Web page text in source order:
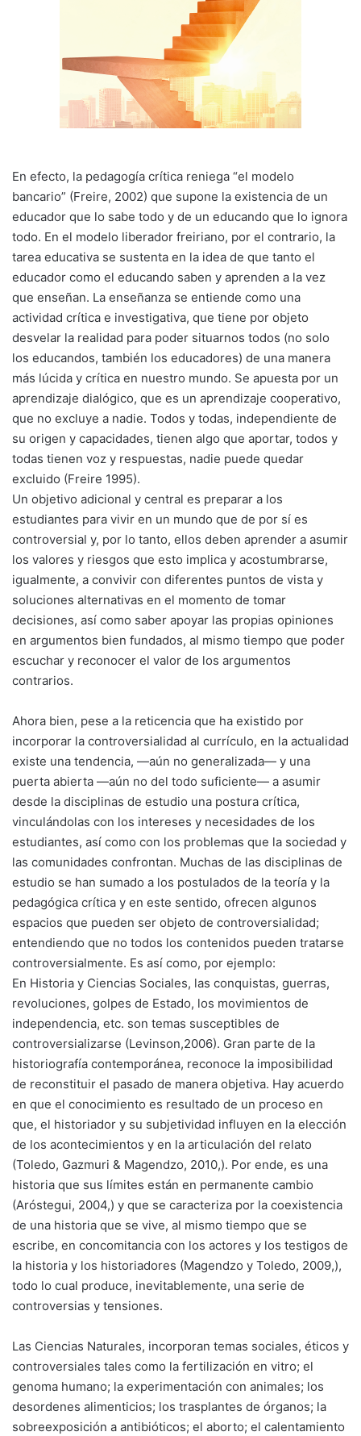
En efecto, la pedagogía crítica reniega “el modelo
bancario” (Freire, 2002) que supone la existencia de un
educador que lo sabe todo y de un educando que lo ignora
todo. En el modelo liberador freiriano, por el contrario, la
tarea educativa se sustenta en la idea de que tanto el
educador como el educando saben y aprenden a la vez
que enseñan. La enseñanza se entiende como una
actividad crítica e investigativa, que tiene por objeto
desvelar la realidad para poder situarnos todos (no solo
los educandos, también los educadores) de una manera
más lúcida y crítica en nuestro mundo. Se apuesta por un
aprendizaje dialógico, que es un aprendizaje cooperativo,
que no excluye a nadie. Todos y todas, independiente de
su origen y capacidades, tienen algo que aportar, todos y
todas tienen voz y respuestas, nadie puede quedar
excluido (Freire 1995).
Un objetivo adicional y central es preparar a los
estudiantes para vivir en un mundo que de por sí es
controversial y, por lo tanto, ellos deben aprender a asumir
los valores y riesgos que esto implica y acostumbrarse,
igualmente, a convivir con diferentes puntos de vista y
soluciones alternativas en el momento de tomar
decisiones, así como saber apoyar las propias opiniones
en argumentos bien fundados, al mismo tiempo que poder
escuchar y reconocer el valor de los argumentos
contrarios.
Ahora bien, pese a la reticencia que ha existido por
incorporar la controversialidad al currículo, en la actualidad
existe una tendencia, —aún no generalizada— y una
puerta abierta —aún no del todo suficiente— a asumir
desde la disciplinas de estudio una postura crítica,
vinculándolas con los intereses y necesidades de los
estudiantes, así como con los problemas que la sociedad y
las comunidades confrontan. Muchas de las disciplinas de
estudio se han sumado a los postulados de la teoría y la
pedagógica crítica y en este sentido, ofrecen algunos
espacios que pueden ser objeto de controversialidad;
entendiendo que no todos los contenidos pueden tratarse
controversialmente. Es así como, por ejemplo:
En Historia y Ciencias Sociales, las conquistas, guerras,
revoluciones, golpes de Estado, los movimientos de
independencia, etc. son temas susceptibles de
controversializarse (Levinson,2006). Gran parte de la
historiografía contemporánea, reconoce la imposibilidad
de reconstituir el pasado de manera objetiva. Hay acuerdo
en que el conocimiento es resultado de un proceso en
que, el historiador y su subjetividad influyen en la elección
de los acontecimientos y en la articulación del relato
(Toledo, Gazmuri & Magendzo, 2010,). Por ende, es una
historia que sus límites están en permanente cambio
(Aróstegui, 2004,) y que se caracteriza por la coexistencia
de una historia que se vive, al mismo tiempo que se
escribe, en concomitancia con los actores y los testigos de
la historia y los historiadores (Magendzo y Toledo, 2009,),
todo lo cual produce, inevitablemente, una serie de
controversias y tensiones.
Las Ciencias Naturales, incorporan temas sociales, éticos y
controversiales tales como la fertilización en vitro; el
genoma humano; la experimentación con animales; los
desordenes alimenticios; los trasplantes de órganos; la
sobreexposición a antibióticos; el aborto; el calentamiento